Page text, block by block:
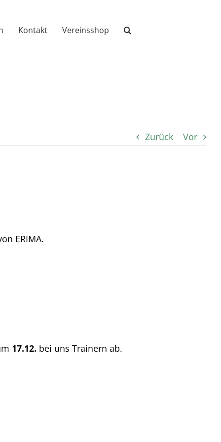
Kontakt Vereinsshop
Zurück Vor
ERIMA.
17.12. bei uns Trainern ab.